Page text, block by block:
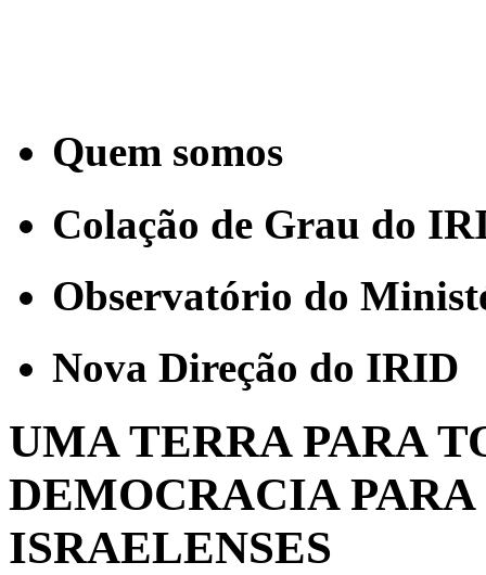
Quem somos
Colação de Grau do
Observatório do
Nova Direção do IRID
UMA TERRA PARA
DEMOCRACIA
ISRAELENSES